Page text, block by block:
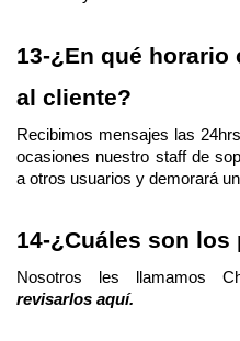
13-¿En qué
al cliente?
Recibimos mensajes las
ocasiones nuestro staff de
a otros usuarios y demorará
14-¿Cuáles son
revisarlos aquí.